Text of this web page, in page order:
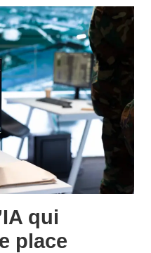
qui
place